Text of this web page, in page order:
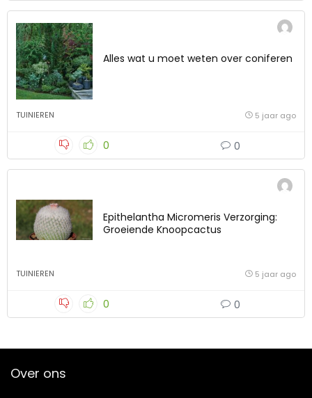
Alles wat u moet weten over coniferen
TUINIEREN 5 jaar ago
0 0
Epithelantha Micromeris Verzorging:
Groeiende Knoopcactus
TUINIEREN 5 jaar ago
0 0
Over ons